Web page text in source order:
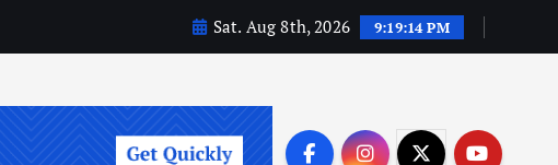
Sat. Aug 8th, 2026 9:19:15 PM